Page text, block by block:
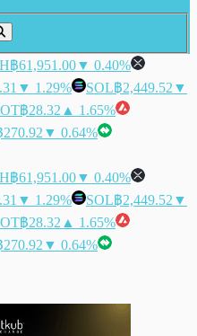
฿61,951.00▼ 0.40%
▼ 1.29% SOL฿2,449.52 ▼
฿28.32 ▲ 1.65%
270.92 ▼ 0.64%
฿61,951.00▼ 0.40%
▼ 1.29% SOL฿2,449.52 ▼
฿28.32 ▲ 1.65%
270.92 ▼ 0.64%